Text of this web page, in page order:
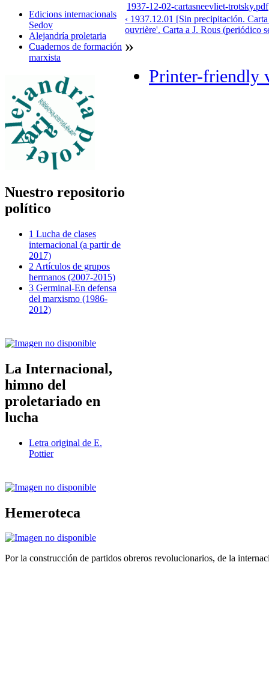
Edicions internacionals
Sedov
Alejandría proletaria
Cuadernos de formación
marxista
Nuestro repositorio
político
1 Lucha de clases
internacional (a partir de
2017)
2 Artículos de grupos
hermanos (2007-2015)
3 Germinal-En defensa
del marxismo (1986-
2012)
La Internacional,
himno del
proletariado en
lucha
Letra original de E.
Pottier
Hemeroteca
1937-12-02-cartasneevliet-trotsky.pdf
‹ 1937.12.01 [Sin precipitación.
ouvrière'. Carta a J. Rous (periódico
»
Printer-friendly
Por la construcción de partidos obreros revolucionarios, de la